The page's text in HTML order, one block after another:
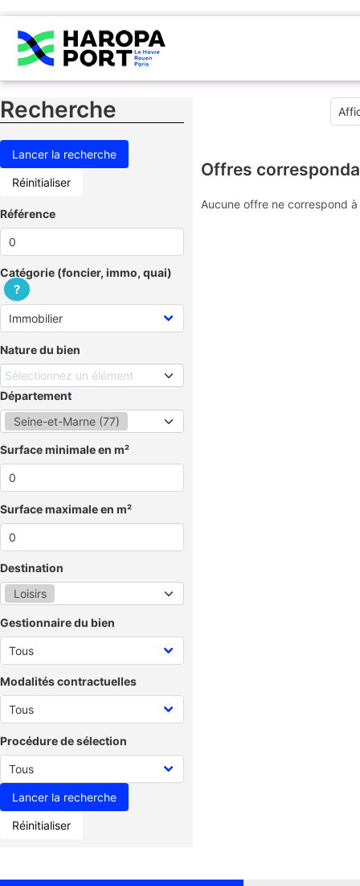
Recherche
Réinitialiser
Référence
Catégorie (foncier, immo, quai)
?
Nature du bien
Sélectionnez un élément
Département
Seine-et-Marne (77)
Surface minimale en m²
Surface maximale en m²
Destination
Loisirs
Gestionnaire du bien
Modalités contractuelles
Procédure de sélection
Réinitialiser
Offres
Aucune offre ne correspond